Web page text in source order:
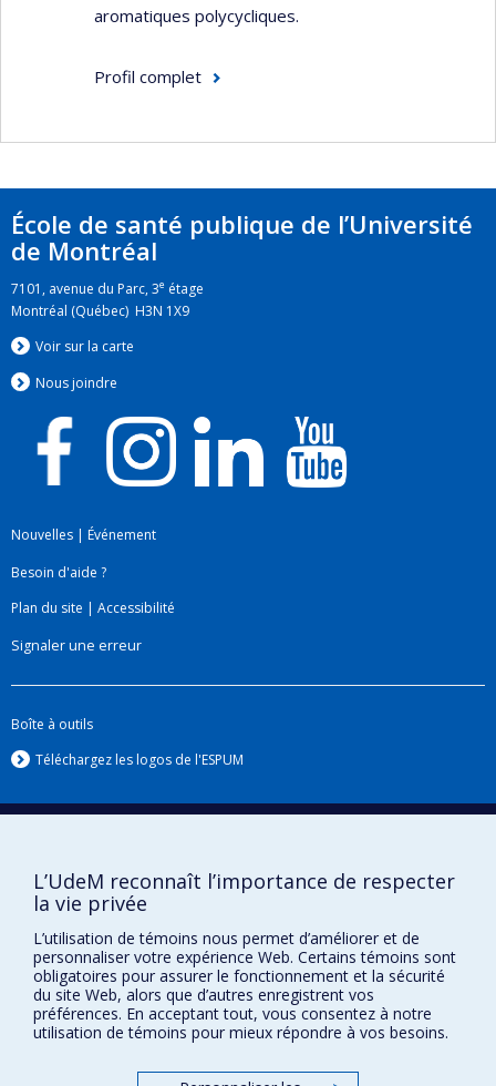
aromatiques polycycliques.
Profil complet
École de santé publique de l’Université
de Montréal
7101, avenue du Parc, 3e étage
Montréal (Québec) H3N 1X9
Voir sur la carte
Nous joindre
Nouvelles | Événement
Besoin d'aide ?
Plan du site | Accessibilité
Signaler une erreur
Boîte à outils
Téléchargez les logos de l'ESPUM
Confidentialité
Conditions d’utilisation
Paramètres des témoins
L’UdeM reconnaît l’importance de respecter
la vie privée
L’utilisation de témoins nous permet d’améliorer et de
personnaliser votre expérience Web. Certains témoins sont
obligatoires pour assurer le fonctionnement et la sécurité
du site Web, alors que d’autres enregistrent vos
préférences. En acceptant tout, vous consentez à notre
utilisation de témoins pour mieux répondre à vos besoins.